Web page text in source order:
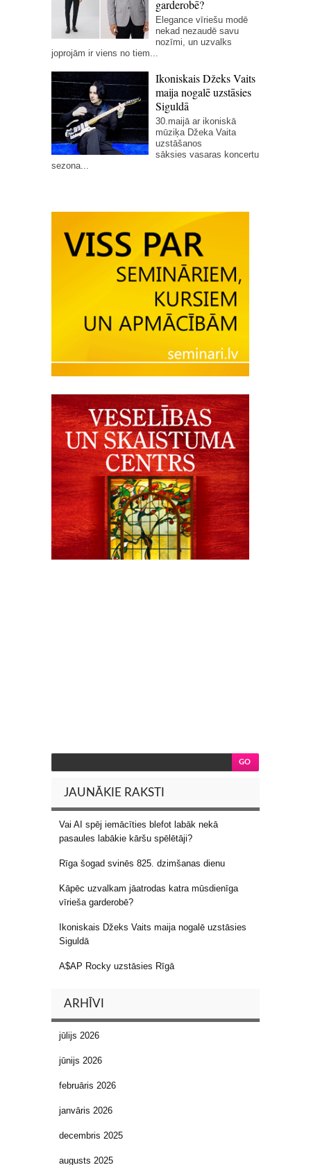
garderobē?
Elegance vīriešu modē
nekad nezaudē savu
nozīmi, un uzvalks
joprojām ir viens no tiem...
Ikoniskais Džeks Vaits
maija nogalē uzstāsies
Siguldā
30.maijā ar ikoniskā
mūziķa Džeka Vaita
uzstāšanos
sāksies vasaras koncertu
sezona...
JAUNĀKIE RAKSTI
Vai AI spēj iemācīties blefot labāk nekā
pasaules labākie kāršu spēlētāji?
Rīga šogad svinēs 825. dzimšanas dienu
Kāpēc uzvalkam jāatrodas katra mūsdienīga
vīrieša garderobē?
Ikoniskais Džeks Vaits maija nogalē uzstāsies
Siguldā
A$AP Rocky uzstāsies Rīgā
ARHĪVI
jūlijs 2026
jūnijs 2026
februāris 2026
janvāris 2026
decembris 2025
augusts 2025